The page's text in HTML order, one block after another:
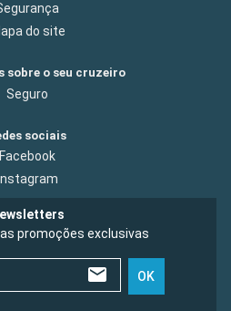
do site
sobre o seu cruzeiro
Seguro
sociais
Facebook
Instagram
promoções exclusivas
OK